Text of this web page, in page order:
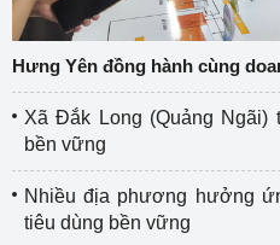
Hưng Yên đồng hành cùng
Xã Đắk Long (Quảng Ngãi)
bền vững
Nhiều địa phương hưởng
tiêu dùng bền vững